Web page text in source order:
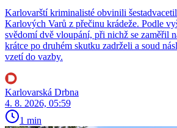
Karlovarští kriminalisté obvinili
Karlových Varů z přečinu krádeže. Podle
svědomí dvě vloupání, při nichž se zaměřil
krátce po druhém skutku zadrželi a soud
vzetí do vazby.
Karlovarská Drbna
4. 8. 2026, 05:59
1 min